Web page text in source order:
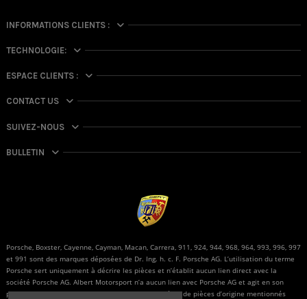
INFORMATIONS CLIENTS :
TECHNOLOGIE:
ESPACE CLIENTS :
CONTACT US
SUIVEZ-NOUS
BULLETIN
Porsche, Boxster, Cayenne, Cayman, Macan, Carrera, 911, 924, 944, 968, 964, 993, 996, 997
et 991 sont des marques déposées de Dr. Ing. h. c. F. Porsche AG. L’utilisation du terme
Porsche sert uniquement à décrire les pièces et n’établit aucun lien direct avec la
société Porsche AG. Albert Motorsport n’a aucun lien avec Porsche AG et agit en son
propre nom et pour son propre compte. Les numéros de pièces d’origine mentionnés